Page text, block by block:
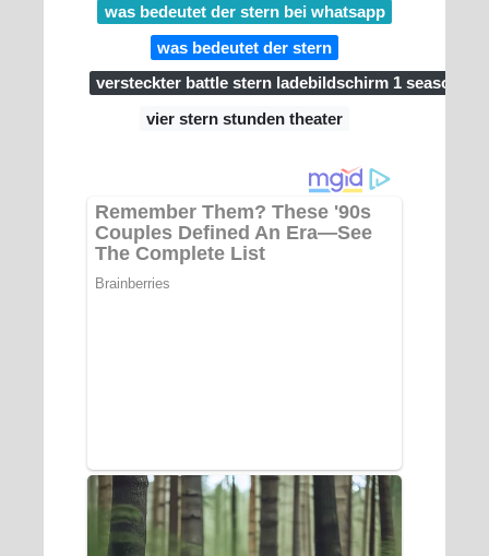
was bedeutet der stern bei whatsapp
was bedeutet der stern
versteckter battle stern ladebildschirm 1 season 8
vier stern stunden theater